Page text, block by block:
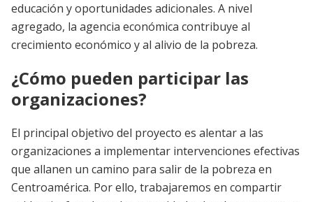
educación y oportunidades adicionales. A nivel
agregado, la agencia económica contribuye al
crecimiento económico y al alivio de la pobreza.
¿Cómo pueden participar las
organizaciones?
El principal objetivo del proyecto es alentar a las
organizaciones a implementar intervenciones efectivas
que allanen un camino para salir de la pobreza en
Centroamérica. Por ello, trabajaremos en compartir